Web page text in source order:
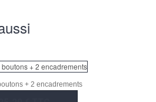
+ 2 encadrements